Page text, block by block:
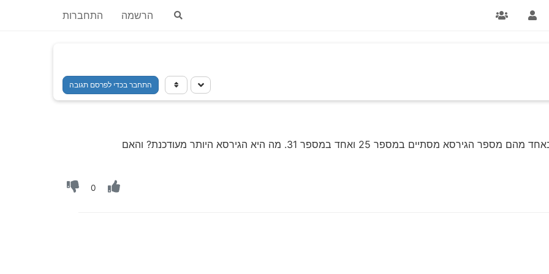
הרשמה התחברות
התחבר בכדי לפרסם תגובה
יש לי שתי מחשבים שמחוברים לסייפר באחד מהם מספר הגירסא מסתיים במספר 25 ואחד במספר 31. מה היא הגירסא היותר מעודכנת? והאם
0